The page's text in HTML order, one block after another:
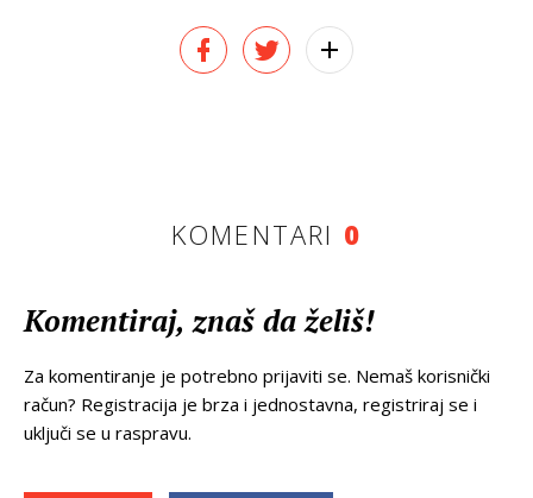
KOMENTARI 0
Komentiraj, znaš da želiš!
Za komentiranje je potrebno prijaviti se. Nemaš korisnički
račun? Registracija je brza i jednostavna, registriraj se i
uključi se u raspravu.